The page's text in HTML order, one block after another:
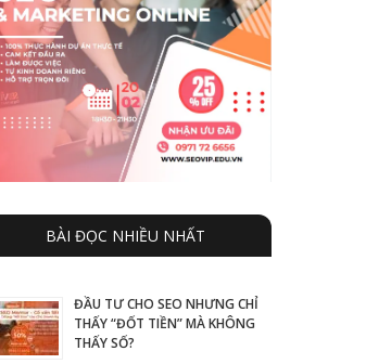
BÀI ĐỌC NHIỀU NHẤT
ĐẦU TƯ CHO SEO NHƯNG CHỈ
THẤY “ĐỐT TIỀN” MÀ KHÔNG
THẤY SỐ?